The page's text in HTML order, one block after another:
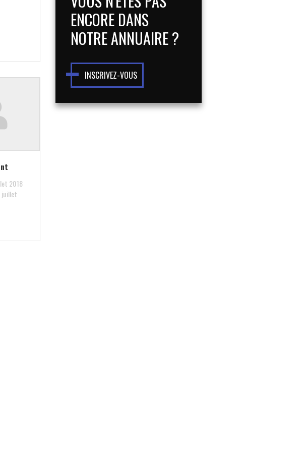
2018
juillet
ENCORE DANS
NOTRE ANNUAIRE ?
INSCRIVEZ-VOUS